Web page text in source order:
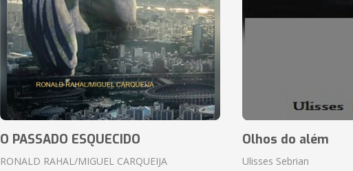
O PASSADO ESQUECIDO
RONALD RAHAL/MIGUEL CARQUEIJA
Olhos do além
Ulisses Sebrian